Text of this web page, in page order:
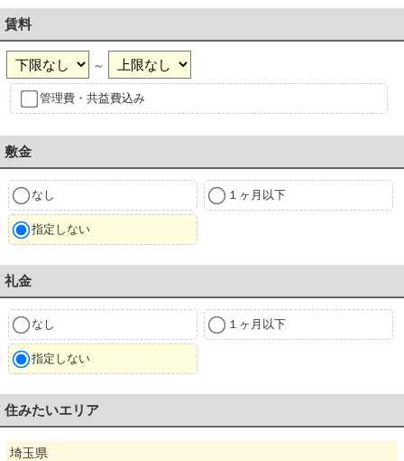
賃料
～
管理費・共益費込み
敷金
なし １ヶ月以下
指定しない
礼金
なし １ヶ月以下
指定しない
住みたいエリア
埼玉県